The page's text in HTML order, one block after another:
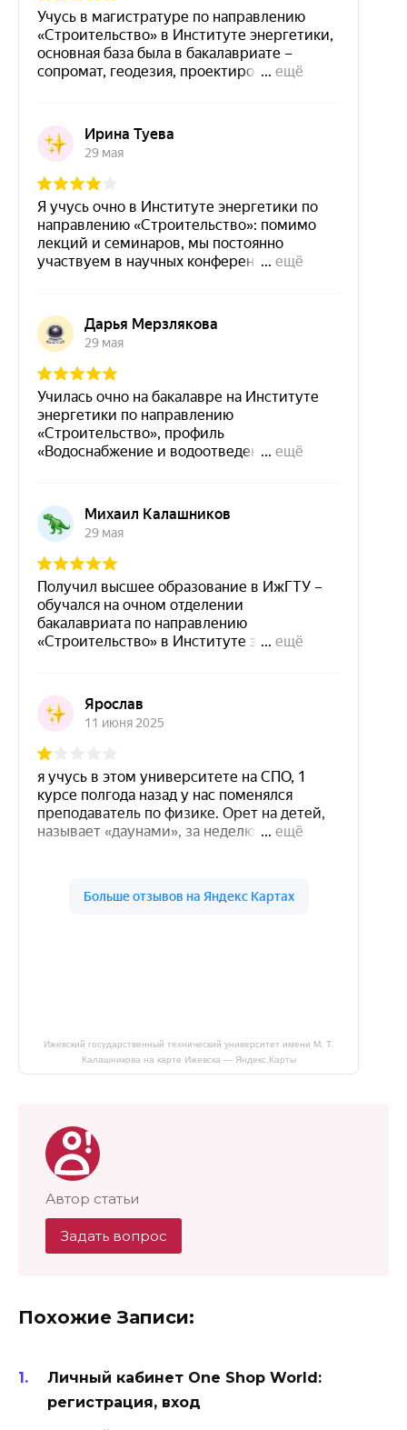
Ижевский государственный технический университет имени М. Т.
Калашникова на карте Ижевска — Яндекс.Карты
Автор статьи
Задать вопрос
Похожие Записи:
Личный кабинет One Shop World:
регистрация, вход